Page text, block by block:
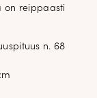
on reippaasti
n. 68